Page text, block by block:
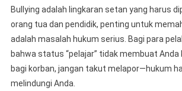
​Bullying adalah lingkaran setan yang harus
orang tua dan pendidik, penting untuk
adalah masalah hukum serius. Bagi para
bahwa status “pelajar” tidak membuat Anda
bagi korban, jangan takut melapor—hukum
melindungi Anda.